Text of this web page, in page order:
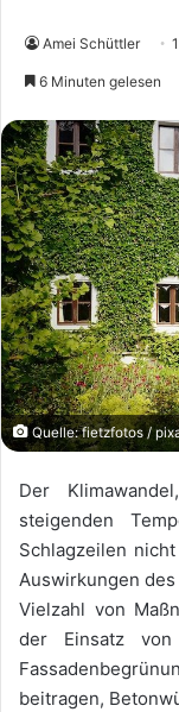
Amei Schüttler
6 Minuten gelesen
Quelle: fietzfotos /
Der
steigenden
Schlagzeilen
Auswirkungen
Vielzahl von
der Einsatz von
beitragen,